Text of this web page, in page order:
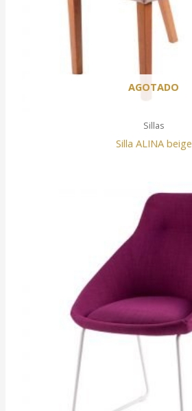
AGOTADO
Sillas
Silla ALINA beige